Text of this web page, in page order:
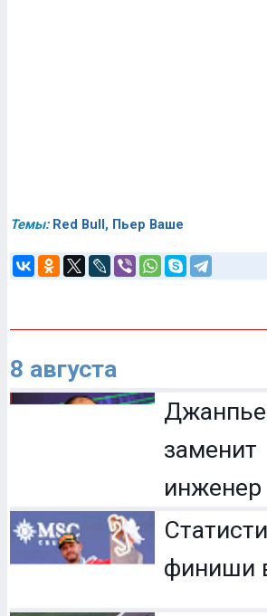
Темы: Red Bull, Пьер Ваше
8 августа
финиши